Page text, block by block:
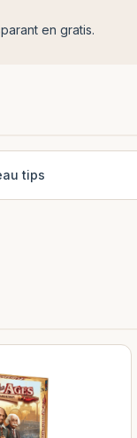
en gratis.
tips